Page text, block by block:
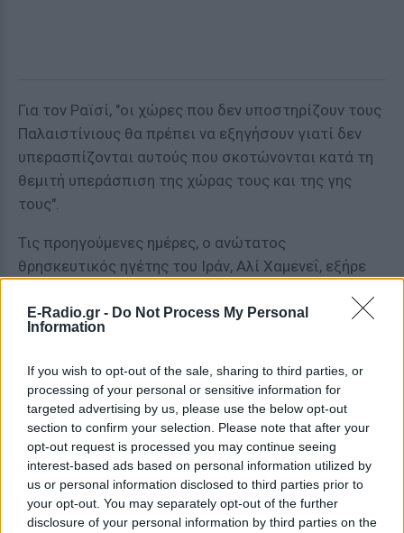
E-Radio.gr - Do Not Process My Personal
Information
If you wish to opt-out of the sale, sharing to third parties, or
processing of your personal or sensitive information for
targeted advertising by us, please use the below opt-out
section to confirm your selection. Please note that after your
opt-out request is processed you may continue seeing
interest-based ads based on personal information utilized by
us or personal information disclosed to third parties prior to
your opt-out. You may separately opt-out of the further
disclosure of your personal information by third parties on the
Για τον Ραϊσί, "οι χώρες που δεν υποστηρίζουν τους
Παλαιστίνιους θα πρέπει να εξηγήσουν γιατί δεν
υπερασπίζονται αυτούς που σκοτώνονται κατά τη
θεμιτή υπεράσπιση της χώρας τους και της γης
τους".
Τις προηγούμενες ημέρες, ο ανώτατος
θρησκευτικός ηγέτης του Ιράν, Αλί Χαμενεΐ, εξήρε
αρνήθηκε ότι η Τεχεράνη βρίσκεται πίσω από αυτήν.
απελπιστική", προειδοποίησε ο Γκουτέρες
Ο Γενικός Γραμματέας του ΟΗΕ Αντόνιο Γκουτέρες
προειδοποίησε σήμερα για μια "όλο και πιο
απελπιστική" κατάσταση στη Λωρίδα της Γάζας,
εκφράζοντας τη λύπη του που το Ισραήλ "ενέτεινε
τις στρατιωτικές του επιχειρήσεις" εκεί.